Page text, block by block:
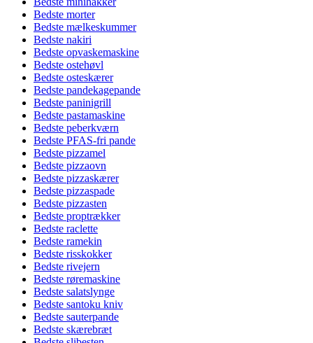
Bedste morter
Bedste mælkeskummer
Bedste nakiri
Bedste opvaskemaskine
Bedste ostehøvl
Bedste osteskærer
Bedste pandekagepande
Bedste paninigrill
Bedste pastamaskine
Bedste peberkværn
Bedste PFAS-fri pande
Bedste pizzamel
Bedste pizzaovn
Bedste pizzaskærer
Bedste pizzaspade
Bedste pizzasten
Bedste proptrækker
Bedste raclette
Bedste ramekin
Bedste risskokker
Bedste rivejern
Bedste røremaskine
Bedste salatslynge
Bedste santoku kniv
Bedste sauterpande
Bedste skærebræt